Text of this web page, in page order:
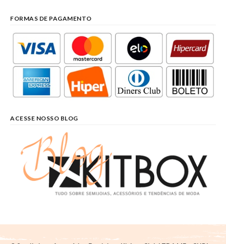
FORMAS DE PAGAMENTO
ACESSE NOSSO BLOG